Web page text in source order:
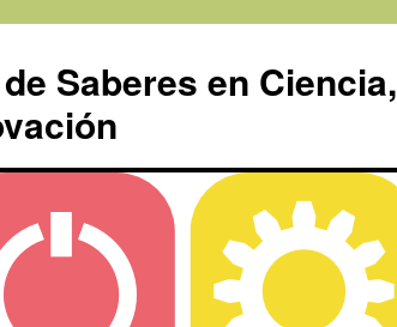
Saberes en Ciencia,